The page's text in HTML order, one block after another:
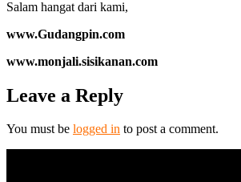
Salam hangat dari kami,
www.Gudangpin.com
www.monjali.sisikanan.com
Leave a Reply
You must be logged in to post a comment.